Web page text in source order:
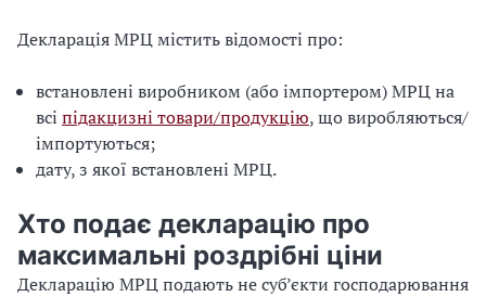
Декларація МРЦ містить відомості про:
встановлені виробником (або імпортером) МРЦ на
всі підакцизні товари/продукцію, що виробляються/
імпортуються;
дату, з якої встановлені МРЦ.
Хто подає декларацію про
максимальні роздрібні ціни
Декларацію МРЦ подають не суб’єкти господарювання